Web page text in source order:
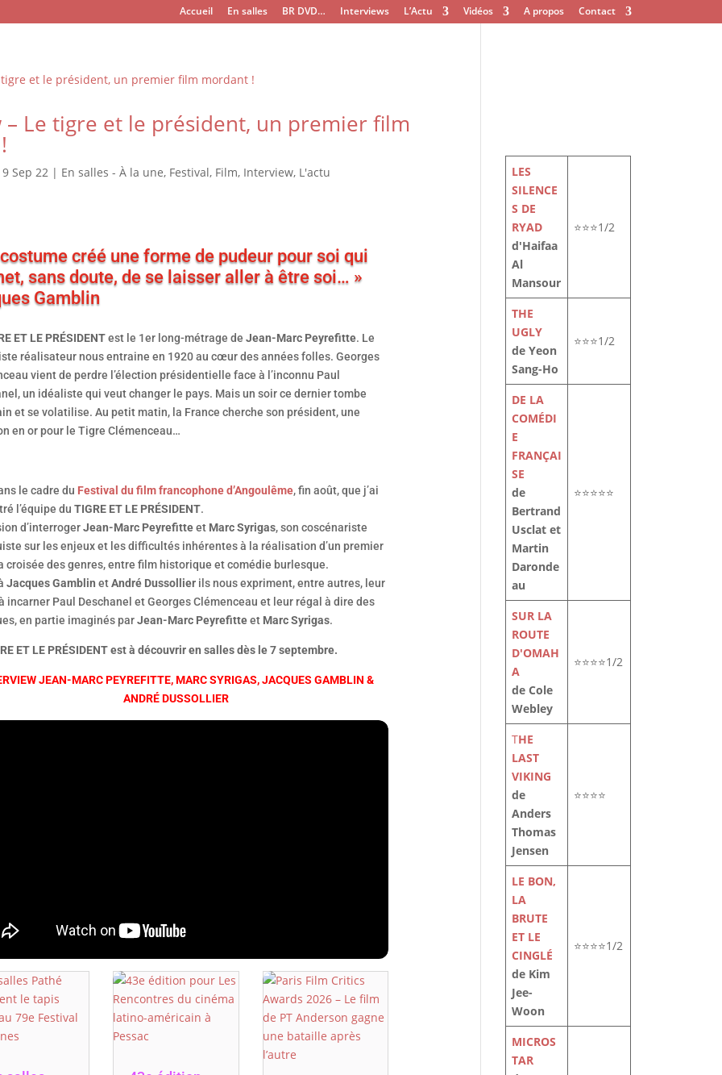
Accueil En salles BR DVD… Interviews L’Actu Vidéos A propos Contact
Le tigre et le président, un premier film
9 Sep 22| En salles - À la une, Festival, Film, Interview, L'actu
créé une forme de pudeur pour soi qui
sans doute, de se laisser aller à être soi… »
Gamblin
ET LE PRÉSIDENTest le 1er long-métrage de Jean-Marc Peyrefitte. Le
réalisateur nous entraine en 1920 au cœur des années folles. Georges
vient de perdre l’élection présidentielle face à l’inconnu Paul
un idéaliste qui veut changer le pays. Mais un soir ce dernier tombe
et se volatilise. Au petit matin, la France cherche son président, une
en or pour le Tigre Clémenceau…
le cadre du Festival du film francophone d’Angoulême, fin août, que j’ai
l’équipe du TIGRE ET LE PRÉSIDENT.
d’interrogerJean-Marc Peyrefitteet Marc Syrigas, son coscénariste
sur les enjeux et les difficultés inhérentes à la réalisation d’un premier
croisée des genres, entre film historique et comédie burlesque.
Jacques Gamblin etAndré Dussollierils nous expriment, entre autres, leur
incarner Paul Deschanel et Georges Clémenceau et leur régal à dire des
en partie imaginés parJean-Marc Peyrefitteet Marc Syrigas.
ET LE PRÉSIDENT est à découvrir en salles dès le 7 septembre.
JEAN-MARC PEYREFITTE, MARC SYRIGAS, JACQUES GAMBLIN &
ANDRÉ DUSSOLLIER
LES
SILENCE
S DE
RYAD
d'Haifaa
Al
Mansour
⭐⭐⭐1/2
THE
UGLY
de Yeon
Sang-Ho
⭐⭐⭐1/2
DE LA
COMÉDI
E
FRANÇAI
SE
de
Bertrand
Usclat et
Martin
Daronde
au
⭐⭐⭐⭐⭐
SUR LA
ROUTE
D'OMAH
A
de Cole
Webley
⭐⭐⭐⭐1/2
THE
LAST
VIKING
de
Anders
Thomas
Jensen
⭐⭐⭐⭐
LE BON,
LA
BRUTE
ET LE
CINGLÉ
de Kim
Jee-
Woon
⭐⭐⭐⭐1/2
MICROS
TAR